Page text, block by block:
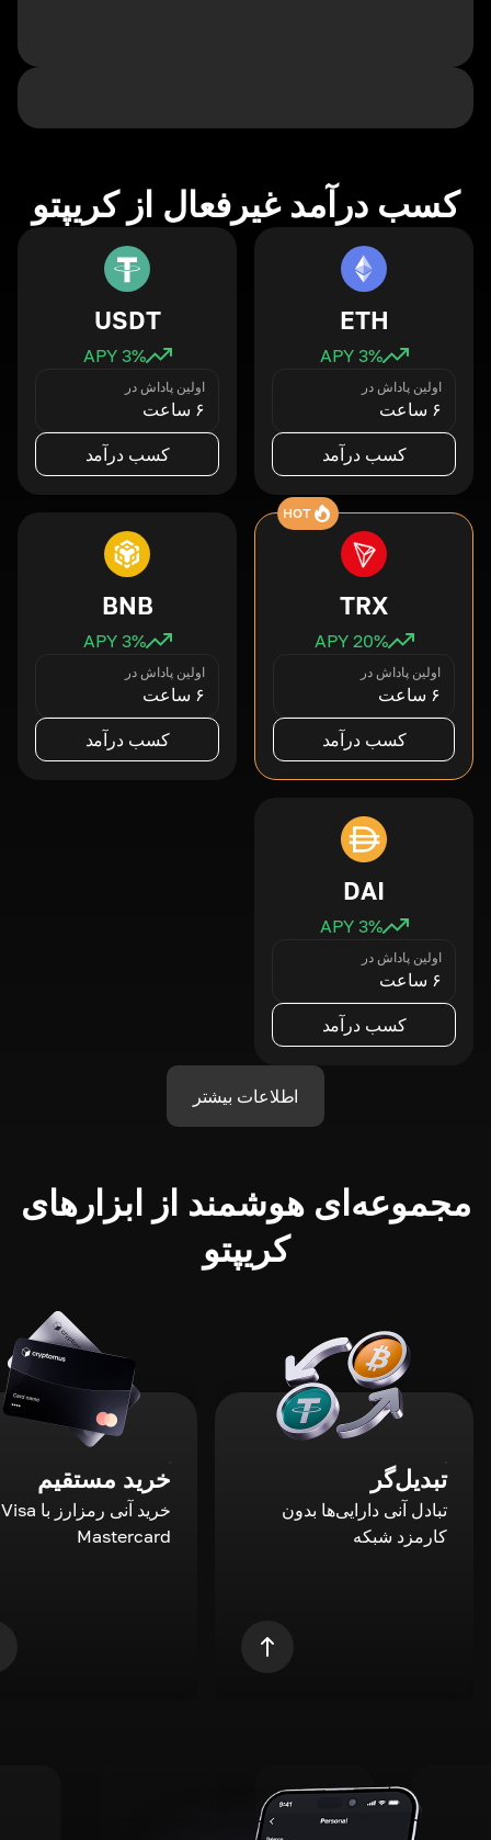
کسب درآمد غیرفعال از کریپتو
ETH
3% APY
اولین پاداش در
۶ ساعت
کسب درآمد
USDT
3% APY
اولین پاداش در
۶ ساعت
کسب درآمد
HOT
TRX
20% APY
اولین پاداش در
۶ ساعت
کسب درآمد
BNB
3% APY
اولین پاداش در
۶ ساعت
کسب درآمد
DAI
3% APY
اولین پاداش در
۶ ساعت
کسب درآمد
اطلاعات بیشتر
مجموعه‌ای هوشمند از ابزارهای
کریپتو
تبدیل‌گر
تبادل آنی دارایی‌ها بدون
کارمزد شبکه
خرید مستقیم
Mastercard